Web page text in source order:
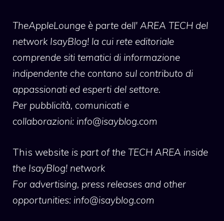
TheAppleLounge è parte dell' AREA TECH del
network IsayBlog! la cui rete editoriale
comprende siti tematici di informazione
indipendente che contano sul contributo di
appassionati ed esperti del settore.
Per pubblicità, comunicati e
collaborazioni: info@isayblog.com
This website is part of the TECH AREA inside
the IsayBlog! network
For advertising, press releases and other
opportunities: info@isayblog.com